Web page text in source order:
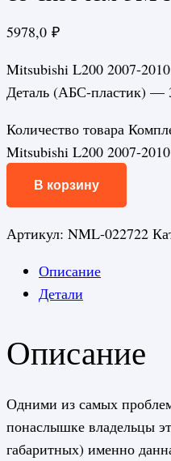
5978,0 ₽
Mitsubishi L200 2007-
Деталь (АБС-пластик) —
Количество товара
Mitsubishi L200 2007-2010
В корзину
Артикул: NML-022722
Описание
Детали
Описание
Одними из самых
понаслышке владельцы
габаритных) именно